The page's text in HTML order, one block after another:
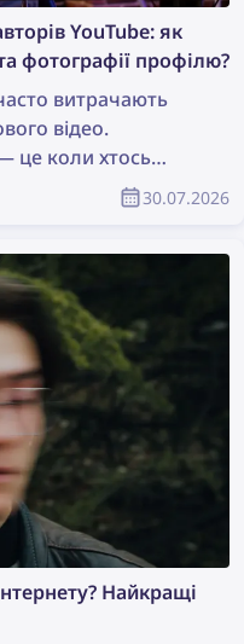
YouTube: як
фотографії профілю?
витрачають
відео.
це коли хтось
його без
отримує жодного
як учасник
30.07.2026
Найкращі